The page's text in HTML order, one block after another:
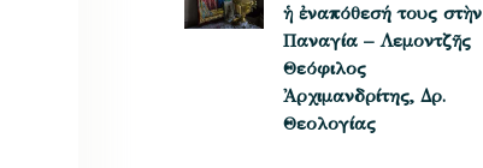
ἡ ἐναπόθεσή τους στὴν
Παναγία – Λεμοντζῆς
Θεόφιλος
Ἀρχιμανδρίτης, Δρ.
Θεολογίας